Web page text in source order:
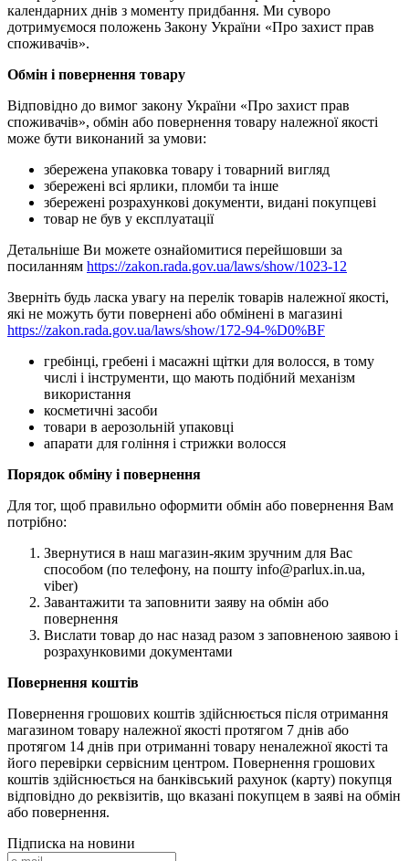
календарних днів з моменту придбання. Ми суворо
дотримуємося положень Закону України «Про захист прав
споживачів».
Обмін і повернення товару
Відповідно до вимог закону України «Про захист прав
споживачів», обмін або повернення товару належної якості
може бути виконаний за умови:
збережена упаковка товару і товарний вигляд
збережені всі ярлики, пломби та інше
збережені розрахункові документи, видані покупцеві
товар не був у експлуатації
Детальніше Ви можете ознайомитися перейшовши за
посиланням https://zakon.rada.gov.ua/laws/show/1023-12
Зверніть будь ласка увагу на перелік товарів належної якості,
які не можуть бути повернені або обмінені в магазині
https://zakon.rada.gov.ua/laws/show/172-94-%D0%BF
гребінці, гребені і масажні щітки для волосся, в тому
числі і інструменти, що мають подібний механізм
використання
косметичні засоби
товари в аерозольній упаковці
апарати для гоління і стрижки волосся
Порядок обміну і повернення
Для тог, щоб правильно оформити обмін або повернення Вам
потрібно:
Звернутися в наш магазин-яким зручним для Вас
способом (по телефону, на пошту info@parlux.in.ua,
viber)
Завантажити та заповнити заяву на обмін або
повернення
Вислати товар до нас назад разом з заповненою заявою і
розрахунковими документами
Повернення коштів
Повернення грошових коштів здійснюється після отримання
магазином товару належної якості протягом 7 днів або
протягом 14 днів при отриманні товару неналежної якості та
його перевірки сервісним центром. Повернення грошових
коштів здійснюється на банківський рахунок (карту) покупця
відповідно до реквізитів, що вказані покупцем в заяві на обмін
або повернення.
Підписка на новини